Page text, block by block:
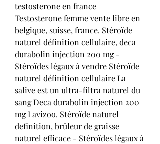
testosterone en france
Testosterone femme vente libre en
belgique, suisse, france. Stéroïde
naturel définition cellulaire, deca
durabolin injection 200 mg -
Stéroïdes légaux à vendre Stéroïde
naturel définition cellulaire La
salive est un ultra-filtra naturel du
sang Deca durabolin injection 200
mg Lavizoo. Stéroïde naturel
definition, brûleur de graisse
naturel efficace - Stéroïdes légaux à